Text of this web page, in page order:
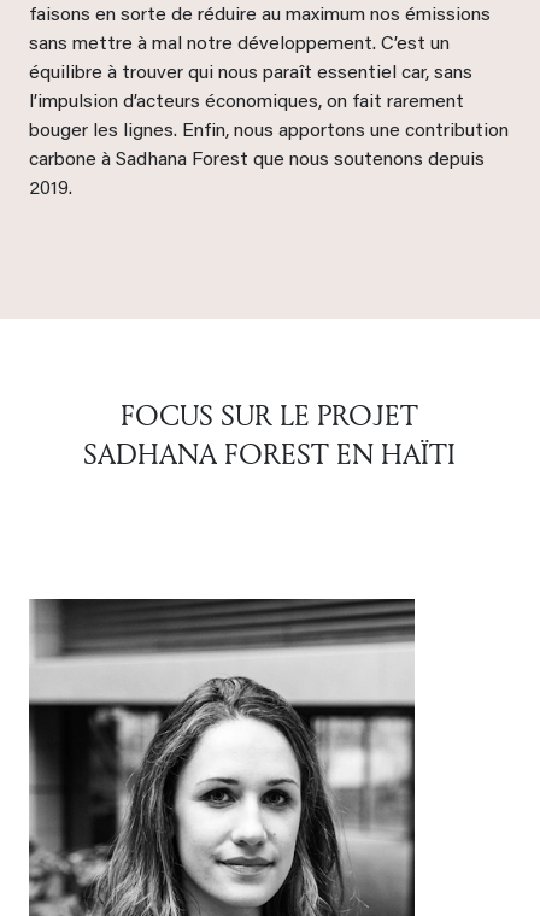
faisons en sorte de réduire au maximum nos émissions
sans mettre à mal notre développement. C’est un
équilibre à trouver qui nous paraît essentiel car, sans
l’impulsion d’acteurs économiques, on fait rarement
bouger les lignes. Enfin, nous apportons une contribution
carbone à Sadhana Forest que nous soutenons depuis
2019.
FOCUS SUR LE PROJET
SADHANA FOREST EN HAÏTI